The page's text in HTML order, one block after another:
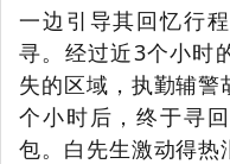
一边引导其回忆行
寻。经过近3个小时
失的区域，执勤辅
个小时后，终于寻
包。白先生激动得热